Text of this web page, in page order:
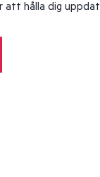
att hålla dig